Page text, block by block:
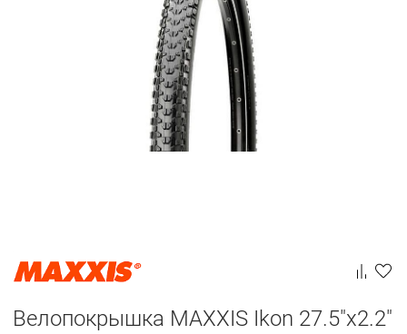
Велопокрышка MAXXIS Ikon 27.5"x2.2"